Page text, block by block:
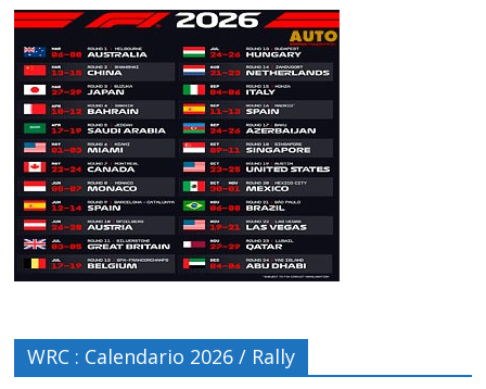
WRC : Calendario 2026 / Rally